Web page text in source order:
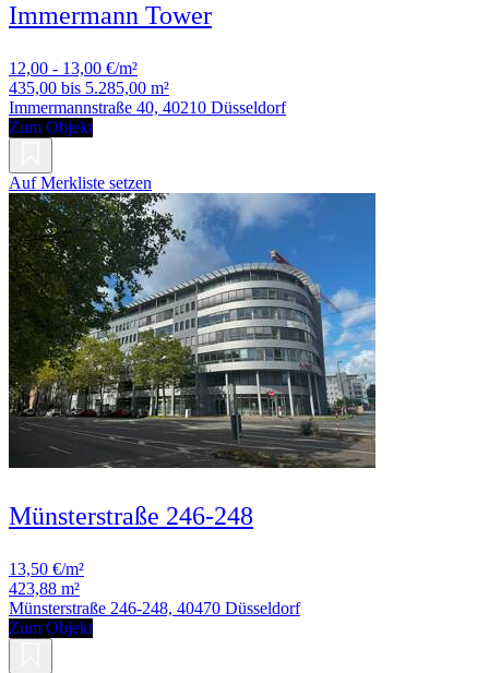
Immermann Tower
12,00 - 13,00 €/m²
435,00 bis 5.285,00 m²
Immermannstraße 40, 40210 Düsseldorf
Zum Objekt
Auf Merkliste setzen
Münsterstraße 246-248
13,50 €/m²
423,88 m²
Münsterstraße 246-248, 40470 Düsseldorf
Zum Objekt